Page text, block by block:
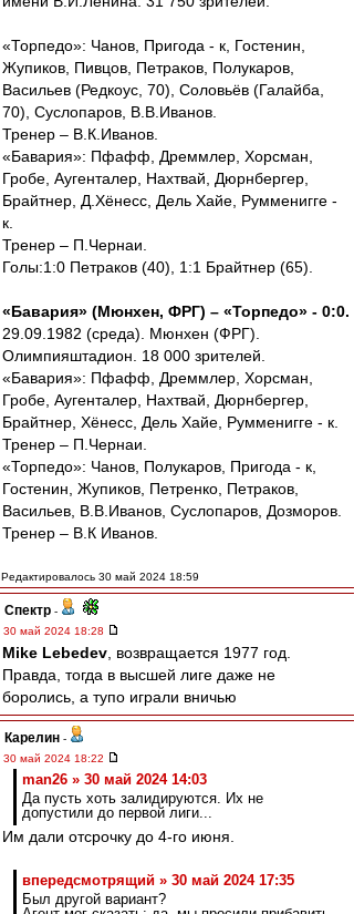
«Торпедо»: Чанов, Пригода - к, Гостенин,
Жупиков, Пивцов, Петраков, Полукаров,
Васильев (Редкоус, 70), Соловьёв (Галайба,
70), Суслопаров, В.В.Иванов.
Тренер – В.К.Иванов.
«Бавария»: Пфафф, Дреммлер, Хорсман,
Гробе, Аугенталер, Нахтвай, Дюрнбергер,
Брайтнер, Д.Хёнесс, Дель Хайе, Румменигге -
к.
Тренер – П.Чернаи.
Голы:1:0 Петраков (40), 1:1 Брайтнер (65).
«Бавария» (Мюнхен, ФРГ) – «Торпедо» - 0:0.
29.09.1982 (среда). Мюнхен (ФРГ).
Олимпияштадион. 18 000 зрителей.
«Бавария»: Пфафф, Дреммлер, Хорсман,
Гробе, Аугенталер, Нахтвай, Дюрнбергер,
Брайтнер, Хёнесс, Дель Хайе, Румменигге - к.
Тренер – П.Чернаи.
«Торпедо»: Чанов, Полукаров, Пригода - к,
Гостенин, Жупиков, Петренко, Петраков,
Васильев, В.В.Иванов, Суслопаров, Дозморов.
Тренер – В.К Иванов.
Редактировалось 30 май 2024 18:59
Спектр -
30 май 2024 18:28
Mike Lebedev , возвращается 1977 год.
Правда, тогда в высшей лиге даже не
боролись, а тупо играли вничью
Карелин -
30 май 2024 18:22
man26 » 30 май 2024 14:03
Да пусть хоть залидируются. Их не
допустили до первой лиги...
Им дали отсрочку до 4-го июня.
впередсмотрящий » 30 май 2024 17:35
Был другой вариант?